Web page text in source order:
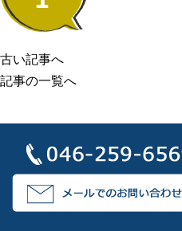
古い記事へ
記事の一覧へ